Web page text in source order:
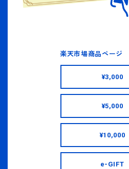
楽天市場商品ページ
¥3,000
¥5,000
¥10,000
e-GIFT